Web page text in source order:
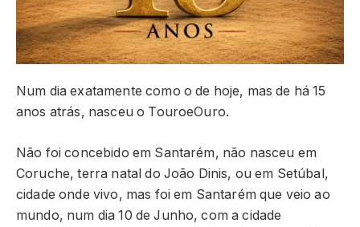
Num dia exatamente como o de hoje, mas de há 15
anos atrás, nasceu o TouroeOuro.
Não foi concebido em Santarém, não nasceu em
Coruche, terra natal do João Dinis, ou em Setúbal,
cidade onde vivo, mas foi em Santarém que veio ao
mundo, num dia 10 de Junho, com a cidade